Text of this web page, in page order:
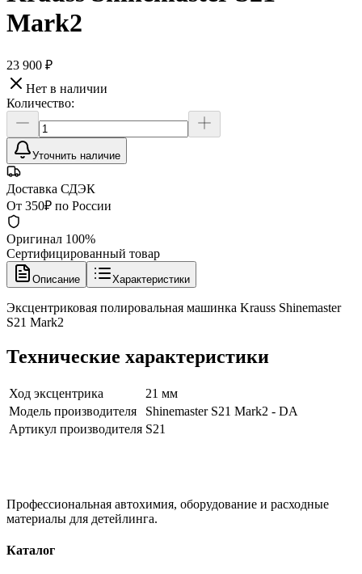
Mark2
23 900 ₽
Нет в наличии
Количество:
Уточнить наличие
Доставка СДЭК
От 350₽ по России
Оригинал 100%
Сертифицированный товар
Описание Характеристики
Эксцентриковая полировальная машинка Krauss Shinemaster
S21 Mark2
Технические характеристики
Ход эксцентрика
21 мм
Модель производителя
Shinemaster S21 Mark2 - DA
Артикул производителя S21
Профессиональная автохимия, оборудование и расходные
материалы для детейлинга.
Каталог